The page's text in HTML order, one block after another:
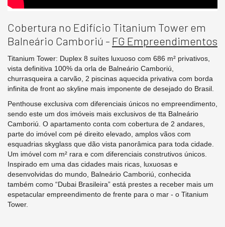
Cobertura no Edifício Titanium Tower em
Balneário Camboriú - FG Empreendimentos
Titanium Tower: Duplex 8 suítes luxuoso com 686 m² privativos,
vista definitiva 100% da orla de Balneário Camboriú,
churrasqueira a carvão, 2 piscinas aquecida privativa com borda
infinita de front ao skyline mais imponente de desejado do Brasil.
Penthouse exclusiva com diferenciais únicos no empreendimento,
sendo este um dos imóveis mais exclusivos de tta Balneário
Camboriú. O apartamento conta com cobertura de 2 andares,
parte do imóvel com pé direito elevado, amplos vãos com
esquadrias skyglass que dão vista panorâmica para toda cidade.
Um imóvel com m² rara e com diferenciais construtivos únicos.
Inspirado em uma das cidades mais ricas, luxuosas e
desenvolvidas do mundo, Balneário Camboriú, conhecida
também como “Dubai Brasileira” está prestes a receber mais um
espetacular empreendimento de frente para o mar - o Titanium
Tower.